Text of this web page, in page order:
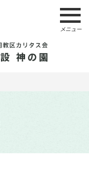
メニュー